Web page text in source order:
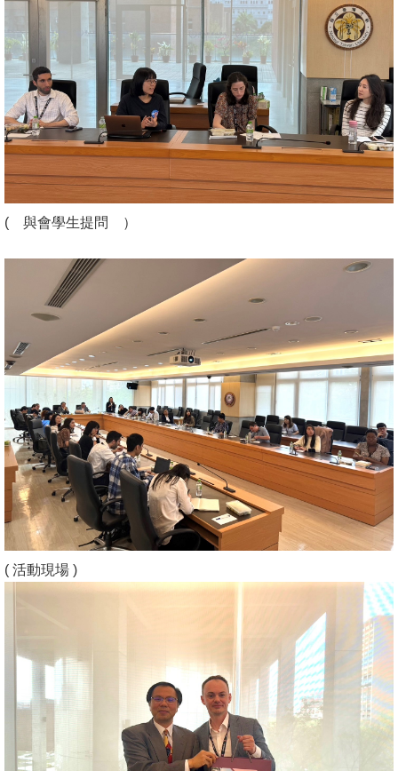
English
心
輔
專
區
facebook
( 與會學生提問 ）
( 活動現場 )